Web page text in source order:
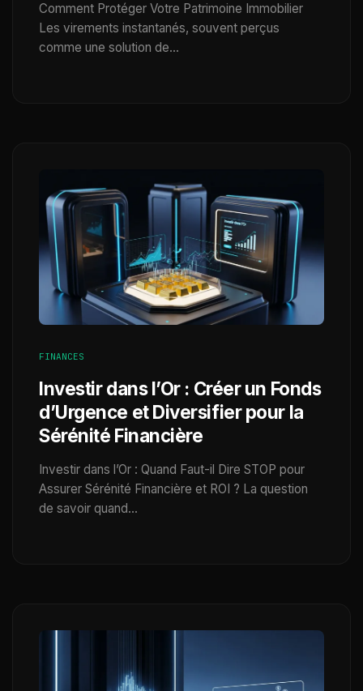
Comment Protéger Votre Patrimoine Immobilier
Les virements instantanés, souvent perçus
comme une solution de…
FINANCES
Investir dans l’Or : Créer un Fonds
d’Urgence et Diversifier pour la
Sérénité Financière
Investir dans l’Or : Quand Faut-il Dire STOP pour
Assurer Sérénité Financière et ROI ? La question
de savoir quand…